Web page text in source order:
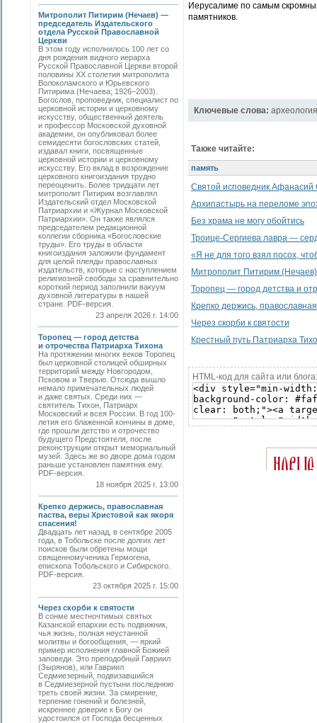
Митрополит Питирим (Нечаев) —
председатель Издательского
отдела Русской Православной
Церкви
В этом году исполнилось 100 лет со
дня рождения видного иерарха
Русской Православной Церкви второй
половины XX столетия митрополита
Волоколамского и Юрьевского
Питирима (Нечаева; 1926–2003).
Богослов, проповедник, специалист по
церковной истории и церковному
искусству, общественный деятель
и профессор Московской духовной
академии, он опубликовал более
семидесяти богословских статей,
издавал книги, посвященные
церковной истории и церковному
искусству. Его вклад в возрождение
церковного книгоиздания трудно
переоценить. Более тридцати лет
митрополит Питирим возглавлял
Издательский отдел Московской
Патриархии и «Журнал Московской
Патриархии». Он также являлся
председателем редакционной
коллегии сборника «Богословские
труды». Его труды в области
книгоиздания заложили фундамент
для целой плеяды православных
издательств, которые с наступлением
религиозной свободы за сравнительно
короткий период заполнили вакуум
духовной литературы в нашей
стране. PDF-версия.
23 апреля 2026 г. 14:00
Торопец — город детства
и отрочества Патриарха Тихона
На протяжении многих веков Торопец
был церковной столицей обширных
территорий между Новгородом,
Псковом и Тверью. Отсюда вышло
немало примечательных людей
и даже святых. Среди них —
святитель Тихон, Патриарх
Московский и всея России. В год 100-
летия его блаженной кончины в доме,
где прошли детство и отрочество
будущего Предстоятеля, после
реконструкции открыт мемориальный
музей. Здесь же во дворе дома годом
раньше установлен памятник ему.
PDF-версия.
18 ноября 2025 г. 13:00
Крепко держись, православная
паства, веры Христовой как якоря
спасения!
Двадцать лет назад, в сентябре 2005
года, в Тобольске после долгих лет
поисков были обретены мощи
священномученика Гермогена,
епископа Тобольского и Сибирского.
PDF-версия.
23 октября 2025 г. 15:00
Через скорби к святости
В сонме местночтимых святых
Казанской епархии есть подвижник,
чья жизнь, полная неустанной
молитвы и богообщения, — яркий
пример исполнения главной Божией
заповеди. Это преподобный Гавриил
(Зырянов), или Гавриил
Седмиезерный, подвизавшийся
в Седмиезерной пустыни последнюю
треть своей жизни. За смирение,
терпение гонений и болезней,
искреннее доверие к Богу он
удостоился от Господа бесценных
Иерусалиме по самым
памятников.
Ключевые слова: археология
Также читайте:
память
Святой исповедник Афанасий
Архипастырь на переломе
Без храма не могу обойтись
Троице-Сергиева лавра —
«Я не для того взял посох,
Митрополит Питирим
Торопец — город детства и
Крепко держись,
Через скорби к святости
Крестный путь Патриарха
HTML-код для сайта или блога: